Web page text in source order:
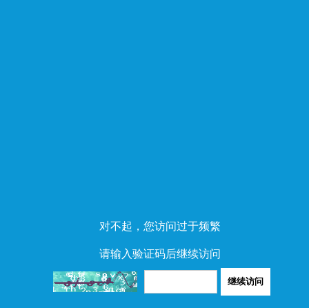
对不起，您访问过于频繁
请输入验证码后继续访问
继续访问